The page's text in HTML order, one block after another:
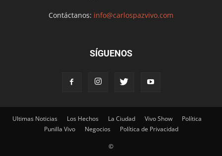
Contáctanos: info@carlospazvivo.com
SÍGUENOS
Ultimas Noticias Los Hechos La Ciudad Vivo Show
Política
Punilla Vivo
Negocios Política de Privacidad
©